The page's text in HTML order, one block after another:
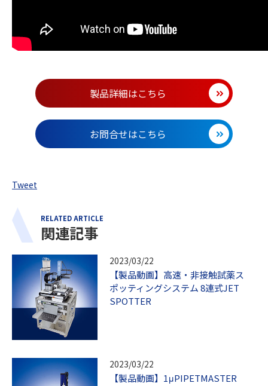
製品詳細はこちら
お問合せはこちら
Tweet
RELATED ARTICLE
関連記事
2023/03/22
【製品動画】高速・非接触試薬ス
ポッティングシステム 8連式JET
SPOTTER
2023/03/22
【製品動画】1μPIPETMASTER